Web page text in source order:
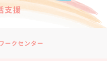
支援
ークセンター